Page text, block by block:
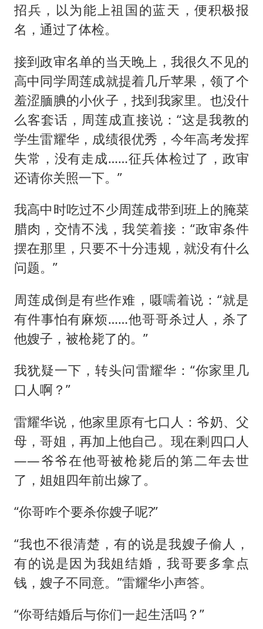
招兵，以为能上祖国的蓝天，便积极报
名，通过了体检。
接到政审名单的当天晚上，我很久不见的
高中同学周莲成就提着几斤苹果，领了个
羞涩腼腆的小伙子，找到我家里。也没什
么客套话，周莲成直接说：“这是我教的
学生雷耀华，成绩很优秀，今年高考发挥
失常，没有走成……征兵体检过了，政审
还请你关照一下。”
我高中时吃过不少周莲成带到班上的腌菜
腊肉，交情不浅，我笑着接：“政审条件
摆在那里，只要不十分违规，就没有什么
问题。”
周莲成倒是有些作难，嗫嚅着说：“就是
有件事怕有麻烦……他哥哥杀过人，杀了
他嫂子，被枪毙了的。”
我犹疑一下，转头问雷耀华：“你家里几
口人啊？”
雷耀华说，他家里原有七口人：爷奶、父
母，哥姐，再加上他自己。现在剩四口人
——爷爷在他哥被枪毙后的第二年去世
了，姐姐四年前出嫁了。
“你哥咋个要杀你嫂子呢?”
“我也不很清楚，有的说是我嫂子偷人，
有的说是因为我姐结婚，我哥要多拿点
钱，嫂子不同意。”雷耀华小声答。
“你哥结婚后与你们一起生活吗？”